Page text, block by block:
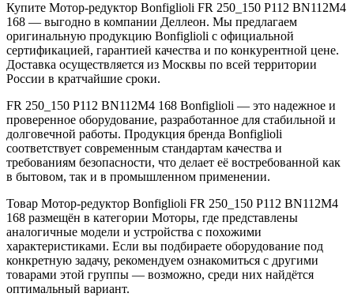
Купите Мотор-редуктор Bonfiglioli FR 250_150 P112 BN112M4
168 — выгодно в компании Деллеон. Мы предлагаем
оригинальную продукцию Bonfiglioli с официальной
сертификацией, гарантией качества и по конкурентной цене.
Доставка осуществляется из Москвы по всей территории
России в кратчайшие сроки.
FR 250_150 P112 BN112M4 168 Bonfiglioli — это надежное и
проверенное оборудование, разработанное для стабильной и
долговечной работы. Продукция бренда Bonfiglioli
соответствует современным стандартам качества и
требованиям безопасности, что делает её востребованной как
в бытовом, так и в промышленном применении.
Товар Мотор-редуктор Bonfiglioli FR 250_150 P112 BN112M4
168 размещён в категории Моторы, где представлены
аналогичные модели и устройства с похожими
характеристиками. Если вы подбираете оборудование под
конкретную задачу, рекомендуем ознакомиться с другими
товарами этой группы — возможно, среди них найдётся
оптимальный вариант.